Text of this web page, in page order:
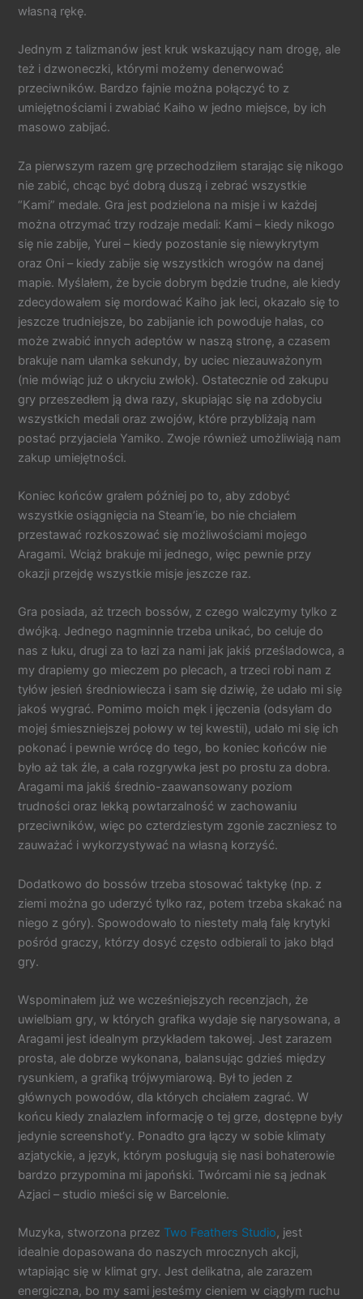
własną rękę.
Jednym z talizmanów jest kruk wskazujący nam drogę, ale
też i dzwoneczki, którymi możemy denerwować
przeciwników. Bardzo fajnie można połączyć to z
umiejętnościami i zwabiać Kaiho w jedno miejsce, by ich
masowo zabijać.
Za pierwszym razem grę przechodziłem starając się nikogo
nie zabić, chcąc być dobrą duszą i zebrać wszystkie
“Kami” medale. Gra jest podzielona na misje i w każdej
można otrzymać trzy rodzaje medali: Kami – kiedy nikogo
się nie zabije, Yurei – kiedy pozostanie się niewykrytym
oraz Oni – kiedy zabije się wszystkich wrogów na danej
mapie. Myślałem, że bycie dobrym będzie trudne, ale kiedy
zdecydowałem się mordować Kaiho jak leci, okazało się to
jeszcze trudniejsze, bo zabijanie ich powoduje hałas, co
może zwabić innych adeptów w naszą stronę, a czasem
brakuje nam ułamka sekundy, by uciec niezauważonym
(nie mówiąc już o ukryciu zwłok). Ostatecznie od zakupu
gry przeszedłem ją dwa razy, skupiając się na zdobyciu
wszystkich medali oraz zwojów, które przybliżają nam
postać przyjaciela Yamiko. Zwoje również umożliwiają nam
zakup umiejętności.
Koniec końców grałem później po to, aby zdobyć
wszystkie osiągnięcia na Steam’ie, bo nie chciałem
przestawać rozkoszować się możliwościami mojego
Aragami. Wciąż brakuje mi jednego, więc pewnie przy
okazji przejdę wszystkie misje jeszcze raz.
Gra posiada, aż trzech bossów, z czego walczymy tylko z
dwójką. Jednego nagminnie trzeba unikać, bo celuje do
nas z łuku, drugi za to łazi za nami jak jakiś prześladowca, a
my drapiemy go mieczem po plecach, a trzeci robi nam z
tyłów jesień średniowiecza i sam się dziwię, że udało mi się
jakoś wygrać. Pomimo moich męk i jęczenia (odsyłam do
mojej śmieszniejszej połowy w tej kwestii), udało mi się ich
pokonać i pewnie wrócę do tego, bo koniec końców nie
było aż tak źle, a cała rozgrywka jest po prostu za dobra.
Aragami ma jakiś średnio-zaawansowany poziom
trudności oraz lekką powtarzalność w zachowaniu
przeciwników, więc po czterdziestym zgonie zaczniesz to
zauważać i wykorzystywać na własną korzyść.
Dodatkowo do bossów trzeba stosować taktykę (np. z
ziemi można go uderzyć tylko raz, potem trzeba skakać na
niego z góry). Spowodowało to niestety małą falę krytyki
pośród graczy, którzy dosyć często odbierali to jako błąd
gry.
Wspominałem już we wcześniejszych recenzjach, że
uwielbiam gry, w których grafika wydaje się narysowana, a
Aragami jest idealnym przykładem takowej. Jest zarazem
prosta, ale dobrze wykonana, balansując gdzieś między
rysunkiem, a grafiką trójwymiarową. Był to jeden z
głównych powodów, dla których chciałem zagrać. W
końcu kiedy znalazłem informację o tej grze, dostępne były
jedynie screenshot’y. Ponadto gra łączy w sobie klimaty
azjatyckie, a język, którym posługują się nasi bohaterowie
bardzo przypomina mi japoński. Twórcami nie są jednak
Azjaci – studio mieści się w Barcelonie.
Muzyka, stworzona przez Two Feathers Studio, jest
idealnie dopasowana do naszych mrocznych akcji,
wtapiając się w klimat gry. Jest delikatna, ale zarazem
energiczna, bo my sami jesteśmy cieniem w ciągłym ruchu